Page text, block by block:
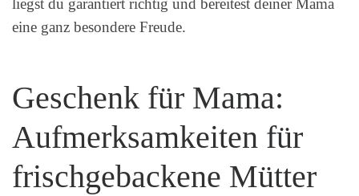
liegst du garantiert richtig und bereitest deiner Mama
eine ganz besondere Freude.
Geschenk für Mama:
Aufmerksamkeiten für
frischgebackene Mütter